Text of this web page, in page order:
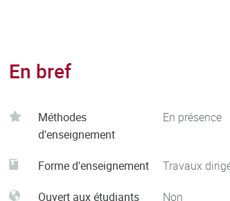
En bref
Méthodes
d'enseignement
En présence
Forme d'enseignement Travaux
Ouvert aux étudiants
Non